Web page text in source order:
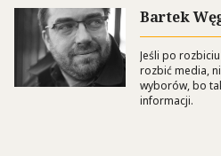
Bartek
Jeśli po
rozbić media,
wyborów, bo
informacji.